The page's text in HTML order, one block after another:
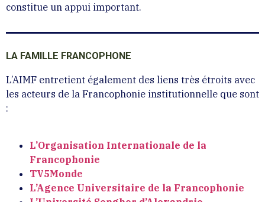
constitue un appui important.
LA FAMILLE FRANCOPHONE
L’AIMF entretient également des liens très étroits avec
les acteurs de la Francophonie institutionnelle que sont
:
L’Organisation Internationale de la
Francophonie
TV5Monde
L’Agence Universitaire de la Francophonie